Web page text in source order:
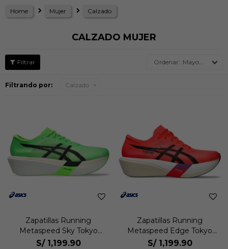
Home Mujer Calzado
CALZADO MUJER
Mayor precio
Filtrando por: Calzado
Zapatillas Running
Metaspeed Sky Tokyo
Unisex
S/ 1,199.90
Zapatillas Running
Metaspeed Edge Tokyo
Unisex
S/ 1,199.90